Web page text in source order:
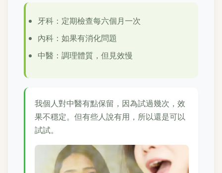
牙科：定期檢查每六個月一次
內科：如果有消化問題
中醫：調理體質，但見效慢
我個人對中醫有點保留，因為試過幾次，效
果不穩定。但有些人說有用，所以還是可以
試試。